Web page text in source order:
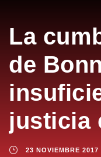
La
de
justicia
23 NOVIEMBRE 2017